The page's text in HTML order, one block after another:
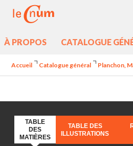
À PROPOS CATALOGUE
Accueil Catalogue général Planchon,
TABLE
DES
MATIÈRES
TABLE DES
ILLUSTRATIONS